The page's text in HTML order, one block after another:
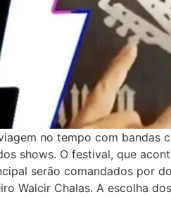
no tempo com bandas
shows. O festival, que
serão comandados por
Walcir Chalas. A escolha